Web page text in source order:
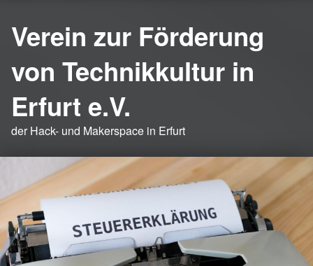
Verein zur Förderung
von Technikkultur in
Erfurt e.V.
der Hack- und Makerspace in Erfurt